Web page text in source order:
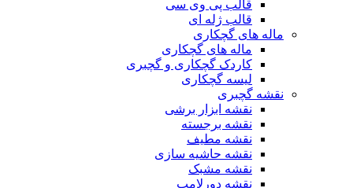
قالب پی وی سی
قالب ژله ای
ماله های گچکاری
ماله های گچکاری
کاردک گچکاری و گچبری
لیسه گچکاری
نقشه گچبری
نقشه ابزار برشی
نقشه برجسته
نقشه مطیف
نقشه حاشیه سازی
نقشه مشبک
نقشه دورلامپ